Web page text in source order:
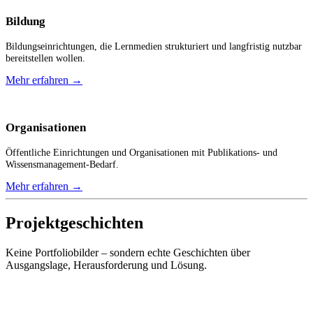
Bildung
Bildungseinrichtungen, die Lernmedien strukturiert und langfristig nutzbar
bereitstellen wollen.
Mehr erfahren →
Organisationen
Öffentliche Einrichtungen und Organisationen mit Publikations- und
Wissensmanagement-Bedarf.
Mehr erfahren →
Projektgeschichten
Keine Portfoliobilder – sondern echte Geschichten über
Ausgangslage, Herausforderung und Lösung.